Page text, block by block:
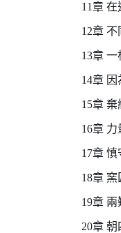
11章
12章
13章
14章
15章
16章
17章 慎
18章
19章
20章